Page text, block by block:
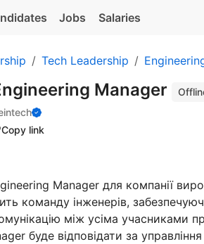
Jobs Salaries
Tech Leadership
Manager
Copy link
Manager для компанії
команду інженерів,
між усіма учасниками
буде відповідати за